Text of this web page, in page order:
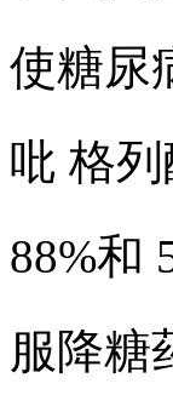
使糖尿
吡 格
88%和
服降糖